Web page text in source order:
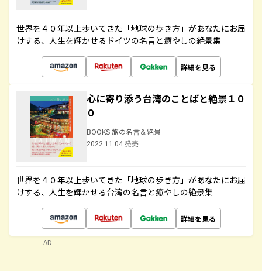
世界を４０年以上歩いてきた「地球の歩き方」があなたにお届
けする、人生を輝かせるドイツの名言と癒やしの絶景集
詳細を見る
心に寄り添う台湾のことばと絶景１０
０
BOOKS 旅の名言＆絶景
2022.11.04 発売
世界を４０年以上歩いてきた「地球の歩き方」があなたにお届
けする、人生を輝かせる台湾の名言と癒やしの絶景集
詳細を見る
AD